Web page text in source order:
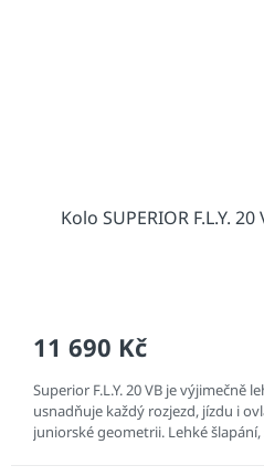
Kolo SUPERIOR F.L.Y.
11 690 Kč
Superior F.L.Y. 20 VB je výjimečně
usnadňuje každý rozjezd, jízdu i
juniorské geometrii. Lehké šlapání,